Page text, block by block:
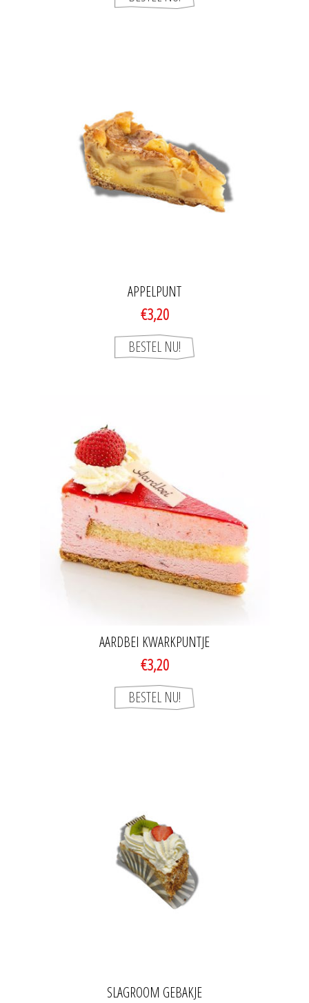
APPELPUNT
€3,20
AARDBEI KWARKPUNTJE
€3,20
SLAGROOM GEBAKJE